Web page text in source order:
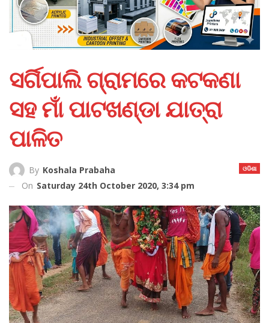
ସର୍ଗିପାଲି ଗ୍ରାମରେ କଟକଣା
ସହ ମାଁ ପାଟଖଣ୍ଡା ଯାତ୍ରା
ପାଳିତ
ଓଡିଶା
By Koshala Prabaha
On Saturday 24th October 2020, 3:34 pm